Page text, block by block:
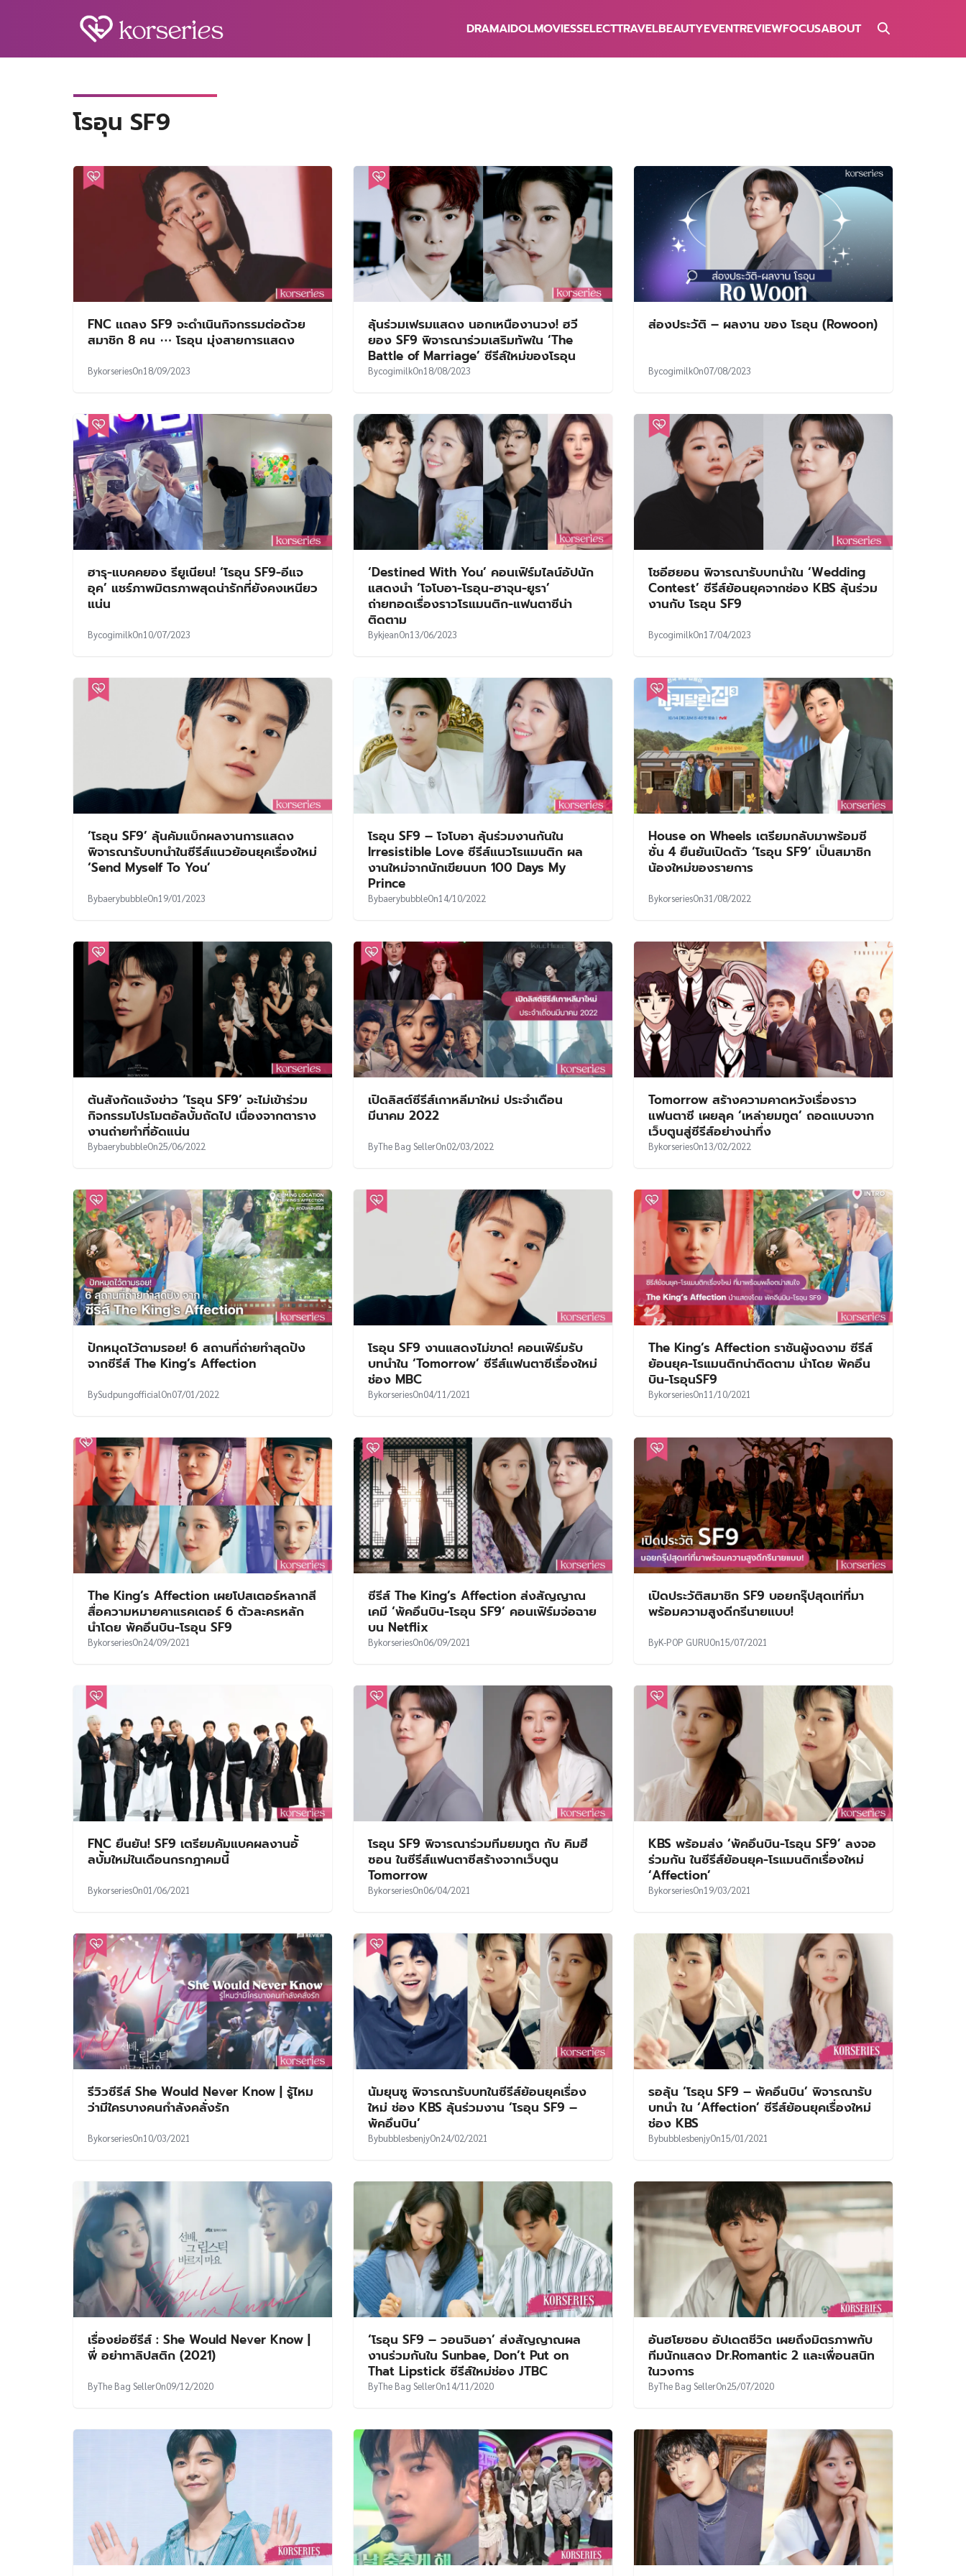
DRAMAIDOLMOVIESSELECTTRAVELBEAUTYEVENTREVIEWFOCUSABOUT
โรอุน SF9
FNC แถลง SF9 จะดำเนินกิจกรรมต่อด้วย
สมาชิก 8 คน ⋯ โรอุน มุ่งสายการแสดง
BykorseriesOn18/09/2023
ลุ้นร่วมเฟรมแสดง นอกเหนืองานวง! ฮวี
ยอง SF9 พิจารณาร่วมเสริมทัพใน ‘The
Battle of Marriage’ ซีรีส์ใหม่ของโรอุน
BycogimilkOn18/08/2023
ส่องประวัติ – ผลงาน ของ โรอุน (Rowoon)
BycogimilkOn07/08/2023
ฮารุ-แบคคยอง รียูเนียน! ‘โรอุน SF9-อีแจ
อุค’ แชร์ภาพมิตรภาพสุดน่ารักที่ยังคงเหนียว
แน่น
BycogimilkOn10/07/2023
‘Destined With You’ คอนเฟิร์มไลน์อัปนัก
แสดงนำ ‘โจโบอา-โรอุน-ฮาจุน-ยูรา’
ถ่ายทอดเรื่องราวโรแมนติก-แฟนตาซีน่า
ติดตาม
BykjeanOn13/06/2023
โชอีฮยอน พิจารณารับบทนำใน ‘Wedding
Contest’ ซีรีส์ย้อนยุคจากช่อง KBS ลุ้นร่วม
งานกับ โรอุน SF9
BycogimilkOn17/04/2023
‘โรอุน SF9’ ลุ้นคัมแบ็กผลงานการแสดง
พิจารณารับบทนำในซีรีส์แนวย้อนยุคเรื่องใหม่
‘Send Myself To You’
BybaerybubbleOn19/01/2023
โรอุน SF9 – โจโบอา ลุ้นร่วมงานกันใน
Irresistible Love ซีรีส์แนวโรแมนติก ผล
งานใหม่จากนักเขียนบท 100 Days My
Prince
BybaerybubbleOn14/10/2022
House on Wheels เตรียมกลับมาพร้อมซี
ซั่น 4 ยืนยันเปิดตัว ‘โรอุน SF9’ เป็นสมาชิก
น้องใหม่ของรายการ
BykorseriesOn31/08/2022
ต้นสังกัดแจ้งข่าว ‘โรอุน SF9’ จะไม่เข้าร่วม
กิจกรรมโปรโมตอัลบั้มถัดไป เนื่องจากตาราง
งานถ่ายทำที่อัดแน่น
BybaerybubbleOn25/06/2022
เปิดลิสต์ซีรีส์เกาหลีมาใหม่ ประจำเดือน
มีนาคม 2022
ByThe Bag SellerOn02/03/2022
Tomorrow สร้างความคาดหวังเรื่องราว
แฟนตาซี เผยลุค ‘เหล่ายมทูต’ ถอดแบบจาก
เว็บตูนสู่ซีรีส์อย่างน่าทึ่ง
BykorseriesOn13/02/2022
ปักหมุดไว้ตามรอย! 6 สถานที่ถ่ายทำสุดปัง
จากซีรีส์ The King’s Affection
BySudpungofficialOn07/01/2022
โรอุน SF9 งานแสดงไม่ขาด! คอนเฟิร์มรับ
บทนำใน ‘Tomorrow’ ซีรีส์แฟนตาซีเรื่องใหม่
ช่อง MBC
BykorseriesOn04/11/2021
The King’s Affection ราชันผู้งดงาม ซีรีส์
ย้อนยุค-โรแมนติกน่าติดตาม นำโดย พัคอึน
บิน-โรอุนSF9
BykorseriesOn11/10/2021
The King’s Affection เผยโปสเตอร์หลากสี
สื่อความหมายคาแรคเตอร์ 6 ตัวละครหลัก
นำโดย พัคอึนบิน-โรอุน SF9
BykorseriesOn24/09/2021
ซีรีส์ The King’s Affection ส่งสัญญาณ
เคมี ‘พัคอึนบิน-โรอุน SF9’ คอนเฟิร์มจ่อฉาย
บน Netflix
BykorseriesOn06/09/2021
เปิดประวัติสมาชิก SF9 บอยกรุ๊ปสุดเท่ที่มา
พร้อมความสูงดีกรีนายแบบ!
ByK-POP GURUOn15/07/2021
FNC ยืนยัน! SF9 เตรียมคัมแบคผลงานอั้
ลบั้มใหม่ในเดือนกรกฎาคมนี้
BykorseriesOn01/06/2021
โรอุน SF9 พิจารณาร่วมทีมยมทูต กับ คิมฮี
ซอน ในซีรีส์แฟนตาซีสร้างจากเว็บตูน
Tomorrow
BykorseriesOn06/04/2021
KBS พร้อมส่ง ‘พัคอึนบิน-โรอุน SF9’ ลงจอ
ร่วมกัน ในซีรีส์ย้อนยุค-โรแมนติกเรื่องใหม่
‘Affection’
BykorseriesOn19/03/2021
รีวิวซีรีส์ She Would Never Know | รู้ไหม
ว่ามีใครบางคนกำลังคลั่งรัก
BykorseriesOn10/03/2021
นัมยุนซู พิจารณารับบทในซีรีส์ย้อนยุคเรื่อง
ใหม่ ช่อง KBS ลุ้นร่วมงาน ‘โรอุน SF9 –
พัคอึนบิน’
BybubblesbenjyOn24/02/2021
รอลุ้น ‘โรอุน SF9 – พัคอึนบิน’ พิจารณารับ
บทนำ ใน ‘Affection’ ซีรีส์ย้อนยุคเรื่องใหม่
ช่อง KBS
BybubblesbenjyOn15/01/2021
เรื่องย่อซีรีส์ : She Would Never Know |
พี่ อย่าทาลิปสติก (2021)
ByThe Bag SellerOn09/12/2020
‘โรอุน SF9 – วอนจินอา’ ส่งสัญญาณผล
งานร่วมกันใน Sunbae, Don’t Put on
That Lipstick ซีรีส์ใหม่ช่อง JTBC
ByThe Bag SellerOn14/11/2020
อันฮโยซอบ อัปเดตชีวิต เผยถึงมิตรภาพกับ
ทีมนักแสดง Dr.Romantic 2 และเพื่อนสนิท
ในวงการ
ByThe Bag SellerOn25/07/2020